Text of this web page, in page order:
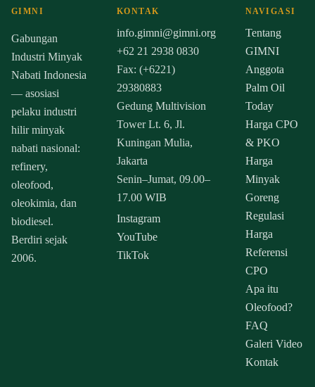
GIMNI
Gabungan
Industri Minyak
Nabati Indonesia
— asosiasi
pelaku industri
hilir minyak
nabati nasional:
refinery,
oleofood,
oleokimia, dan
biodiesel.
Berdiri sejak
2006.
KONTAK
info.gimni@gimni.org
+62 21 2938 0830
Fax: (+6221)
29380883
Gedung Multivision
Tower Lt. 6, Jl.
Kuningan Mulia,
Jakarta
Senin–Jumat, 09.00–
17.00 WIB
Instagram
YouTube
TikTok
NAVIGASI
Tentang
GIMNI
Anggota
Palm Oil
Today
Harga CPO
& PKO
Harga
Minyak
Goreng
Regulasi
Harga
Referensi
CPO
Apa itu
Oleofood?
FAQ
Galeri Video
Kontak